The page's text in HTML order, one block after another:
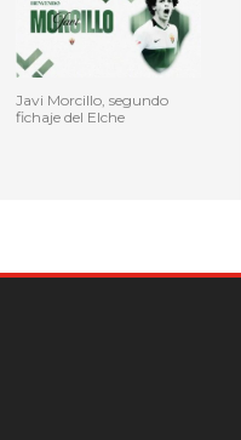
Javi Morcillo, segundo
fichaje del Elche